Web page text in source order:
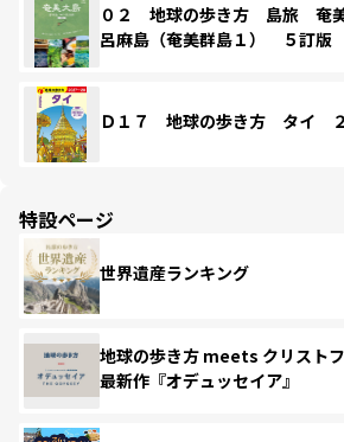
０２ 地球の歩き方 島旅 奄
呂麻島（奄美群島１） ５訂版
Ｄ１７ 地球の歩き方 タイ ２
特設ページ
世界遺産ランキング
地球の歩き方 meets クリスト
最新作『オデュッセイア』